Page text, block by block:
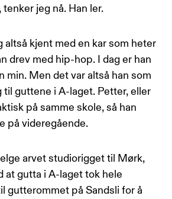
jeg nå. Han ler.
altså kjent med en kar som heter
drev med hip-hop. I dag er han
min. Men det var altså han som
guttene i A-laget. Petter, eller
på samme skole, så han
på videregående.
arvet studiorigget til Mørk,
at gutta i A-laget tok hele
gutterommet på Sandsli for å